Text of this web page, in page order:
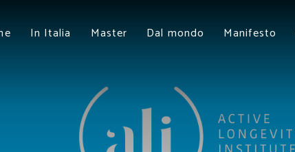
In Italia Master Dal mondo Manifesto